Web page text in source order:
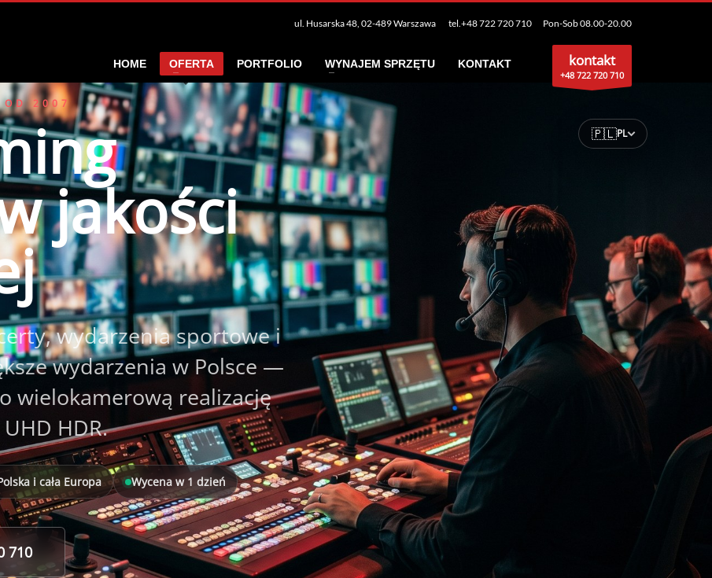
ul. Husarska 48, 02-489 Warszawa tel.+48 722 720 710 Pon-Sob 08.00-20.00
HOME OFERTA PORTFOLIO WYNAJEM SPRZĘTU KONTAKT kontakt
+48 722 720 710
🇵🇱PL
OD 2007
jakości
wydarzenia sportowe i
wydarzenia w Polsce —
wielokamerową realizację
HDR.
i cała Europa Wycena w 1 dzień
710